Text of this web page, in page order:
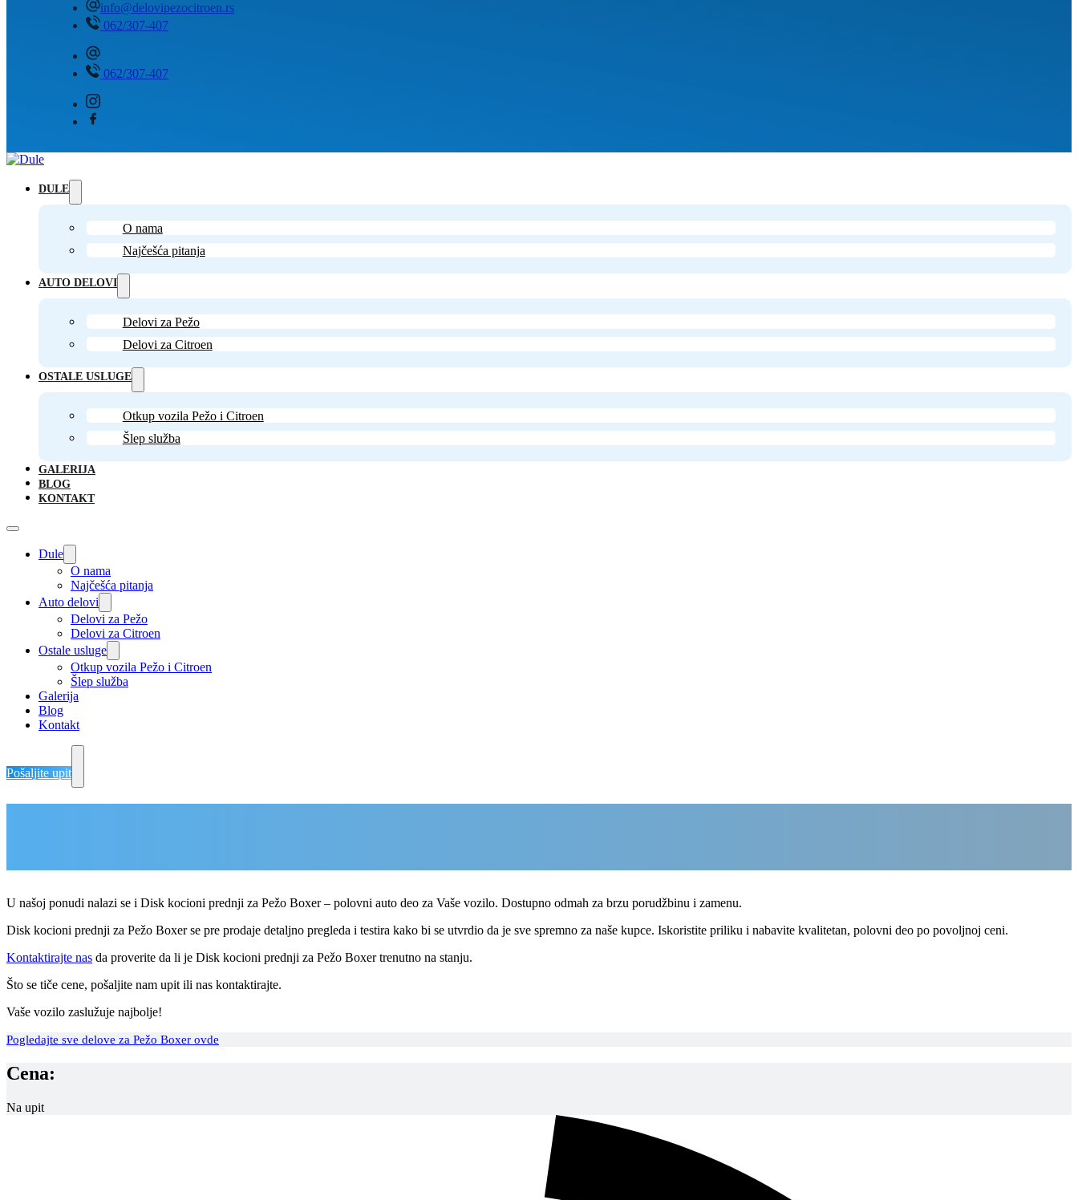
info@delovipezocitroen.rs
062/307-407
062/307-407
DULE
O nama
Najčešća pitanja
AUTO DELOVI
Delovi za Pežo
Delovi za Citroen
OSTALE USLUGE
Otkup vozila Pežo i Citroen
Šlep služba
GALERIJA
BLOG
KONTAKT
Dule
O nama
Najčešća pitanja
Auto delovi
Delovi za Pežo
Delovi za Citroen
Ostale usluge
Otkup vozila Pežo i Citroen
Šlep služba
Galerija
Blog
Kontakt
Pošaljite upit
U našoj ponudi nalazi se i Disk kocioni prednji za Pežo Boxer – polovni auto deo za Vaše vozilo. Dostupno odmah za brzu porudžbinu i zamenu.
Disk kocioni prednji za Pežo Boxer se pre prodaje detaljno pregleda i testira kako bi se utvrdio da je sve spremno za naše kupce. Iskoristite priliku i nabavite kvalitetan, polovni deo po povoljnoj ceni.
Kontaktirajte nas da proverite da li je Disk kocioni prednji za Pežo Boxer trenutno na stanju.
Što se tiče cene, pošaljite nam upit ili nas kontaktirajte.
Vaše vozilo zaslužuje najbolje!
Pogledajte sve delove za Pežo Boxer ovde
Cena:
Na upit